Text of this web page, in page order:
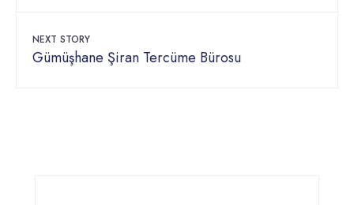
NEXT STORY
Gümüşhane Şiran Tercüme Bürosu